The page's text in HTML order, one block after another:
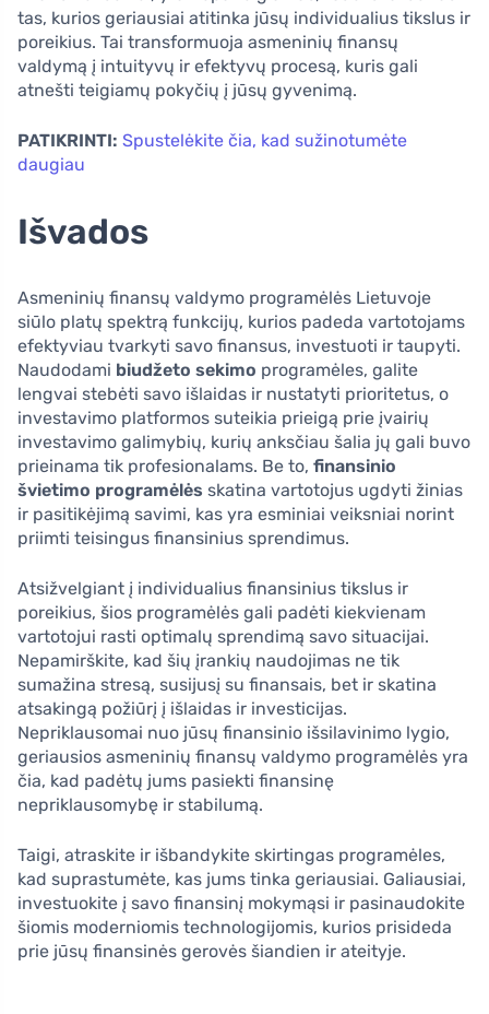
tas, kurios geriausiai atitinka jūsų individualius tikslus ir
poreikius. Tai transformuoja asmeninių finansų
valdymą į intuityvų ir efektyvų procesą, kuris gali
atnešti teigiamų pokyčių į jūsų gyvenimą.
PATIKRINTI: Spustelėkite čia, kad sužinotumėte
daugiau
Išvados
Asmeninių finansų valdymo programėlės Lietuvoje
siūlo platų spektrą funkcijų, kurios padeda vartotojams
efektyviau tvarkyti savo finansus, investuoti ir taupyti.
Naudodami biudžeto sekimo programėles, galite
lengvai stebėti savo išlaidas ir nustatyti prioritetus, o
investavimo platformos suteikia prieigą prie įvairių
investavimo galimybių, kurių anksčiau šalia jų gali buvo
prieinama tik profesionalams. Be to, finansinio
švietimo programėlės skatina vartotojus ugdyti žinias
ir pasitikėjimą savimi, kas yra esminiai veiksniai norint
priimti teisingus finansinius sprendimus.
Atsižvelgiant į individualius finansinius tikslus ir
poreikius, šios programėlės gali padėti kiekvienam
vartotojui rasti optimalų sprendimą savo situacijai.
Nepamirškite, kad šių įrankių naudojimas ne tik
sumažina stresą, susijusį su finansais, bet ir skatina
atsakingą požiūrį į išlaidas ir investicijas.
Nepriklausomai nuo jūsų finansinio išsilavinimo lygio,
geriausios asmeninių finansų valdymo programėlės yra
čia, kad padėtų jums pasiekti finansinę
nepriklausomybę ir stabilumą.
Taigi, atraskite ir išbandykite skirtingas programėles,
kad suprastumėte, kas jums tinka geriausiai. Galiausiai,
investuokite į savo finansinį mokymąsi ir pasinaudokite
šiomis moderniomis technologijomis, kurios prisideda
prie jūsų finansinės gerovės šiandien ir ateityje.